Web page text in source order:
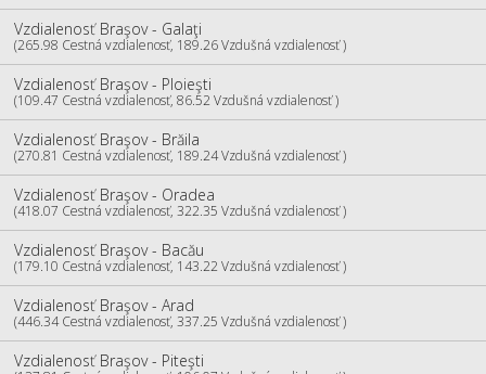
Vzdialenosť Braşov - Galaţi
(265.98 Cestná vzdialenosť, 189.26 Vzdušná vzdialenosť )
Vzdialenosť Braşov - Ploieşti
(109.47 Cestná vzdialenosť, 86.52 Vzdušná vzdialenosť )
Vzdialenosť Braşov - Brăila
(270.81 Cestná vzdialenosť, 189.24 Vzdušná vzdialenosť )
Vzdialenosť Braşov - Oradea
(418.07 Cestná vzdialenosť, 322.35 Vzdušná vzdialenosť )
Vzdialenosť Braşov - Bacău
(179.10 Cestná vzdialenosť, 143.22 Vzdušná vzdialenosť )
Vzdialenosť Braşov - Arad
(446.34 Cestná vzdialenosť, 337.25 Vzdušná vzdialenosť )
Vzdialenosť Braşov - Piteşti